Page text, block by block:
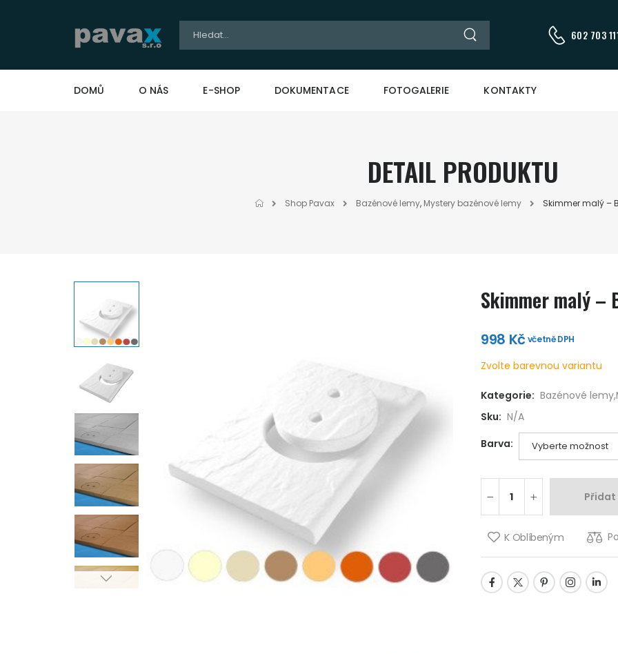
602 703
DOMŮ O NÁS E-SHOP DOKUMENTACE FOTOGALERIE KONTAKTY
DETAIL PRODUKTU
Shop Pavax Bazénové lemy, Mystery bazénové lemy Skimmer malý –
Skimmer malý –
998 Kčvčetně DPH
Zvolte barevnou variantu
Kategorie: Bazénové lemy,
Sku: N/A
Barva:
Přidat
K Oblíbeným